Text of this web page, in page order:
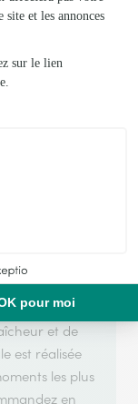
avec
de
de qualité.
situé à
et de
est réalisée
les plus
en